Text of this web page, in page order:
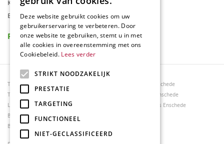
Klantenkaart
Blog
Reviews
Tuincentrum Borghuis
Tuinmeubels
Loungesets
Bloemen
Barbecues
Tuinmeubels Enschede
Tuinmeubelen Enschede
Woonaccessoires Enschede
Deze website gebruikt cookies om uw
gebruikerservaring te verbeteren. Door
onze website te gebruiken, stemt u in met
alle cookies in overeenstemming met ons
Cookiebeleid. Lees verder
STRIKT NOODZAKELIJK
PRESTATIE
TARGETING
FUNCTIONEEL
NIET-GECLASSIFICEERD